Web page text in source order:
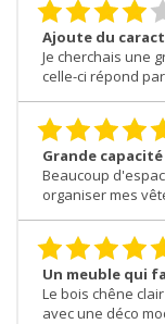
Ajoute du
Je cherchais une
celle-ci répond
Grande
Beaucoup
organiser mes
Un meuble qui
Le bois chêne
avec une déco